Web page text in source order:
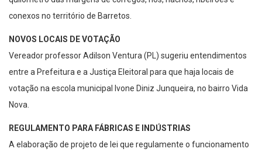
conexos no território de Barretos.
NOVOS LOCAIS DE VOTAÇÃO
Vereador professor Adilson Ventura (PL) sugeriu entendimentos
entre a Prefeitura e a Justiça Eleitoral para que haja locais de
votação na escola municipal Ivone Diniz Junqueira, no bairro Vida
Nova.
REGULAMENTO PARA FÁBRICAS E INDÚSTRIAS
A elaboração de projeto de lei que regulamente o funcionamento